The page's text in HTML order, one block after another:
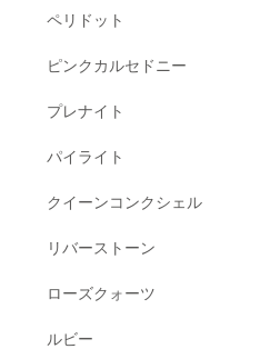
ペリドット
ピンクカルセドニー
プレナイト
パイライト
クイーンコンクシェル
リバーストーン
ローズクォーツ
ルビー